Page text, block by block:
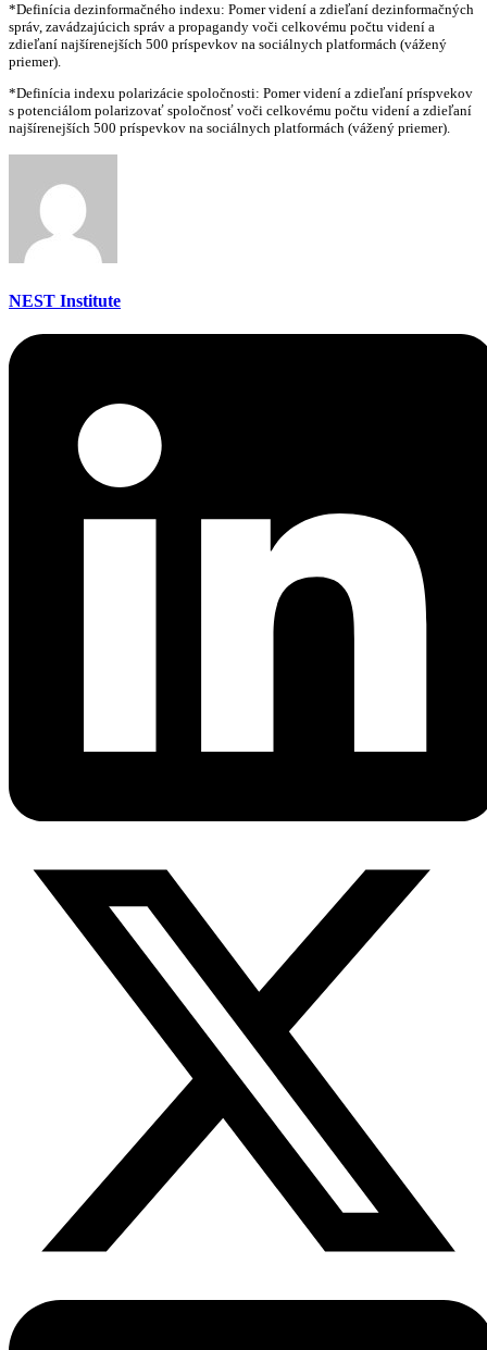
*Definícia dezinformačného indexu: Pomer videní a zdieľaní dezinformačných
správ, zavádzajúcich správ a propagandy voči celkovému počtu videní a
zdieľaní najšírenejších 500 príspevkov na sociálnych platformách (vážený
priemer).
*Definícia indexu polarizácie spoločnosti: Pomer videní a zdieľaní príspvekov
s potenciálom polarizovať spoločnosť voči celkovému počtu videní a zdieľaní
najšírenejších 500 príspevkov na sociálnych platformách (vážený priemer).
NEST Institute